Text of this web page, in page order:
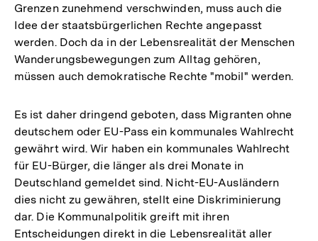
Grenzen zunehmend verschwinden, muss auch die
Idee der staatsbürgerlichen Rechte angepasst
werden. Doch da in der Lebensrealität der Menschen
Wanderungsbewegungen zum Alltag gehören,
müssen auch demokratische Rechte "mobil" werden.
Es ist daher dringend geboten, dass Migranten ohne
deutschem oder EU-Pass ein kommunales Wahlrecht
gewährt wird. Wir haben ein kommunales Wahlrecht
für EU-Bürger, die länger als drei Monate in
Deutschland gemeldet sind. Nicht-EU-Ausländern
dies nicht zu gewähren, stellt eine Diskriminierung
dar. Die Kommunalpolitik greift mit ihren
Entscheidungen direkt in die Lebensrealität aller